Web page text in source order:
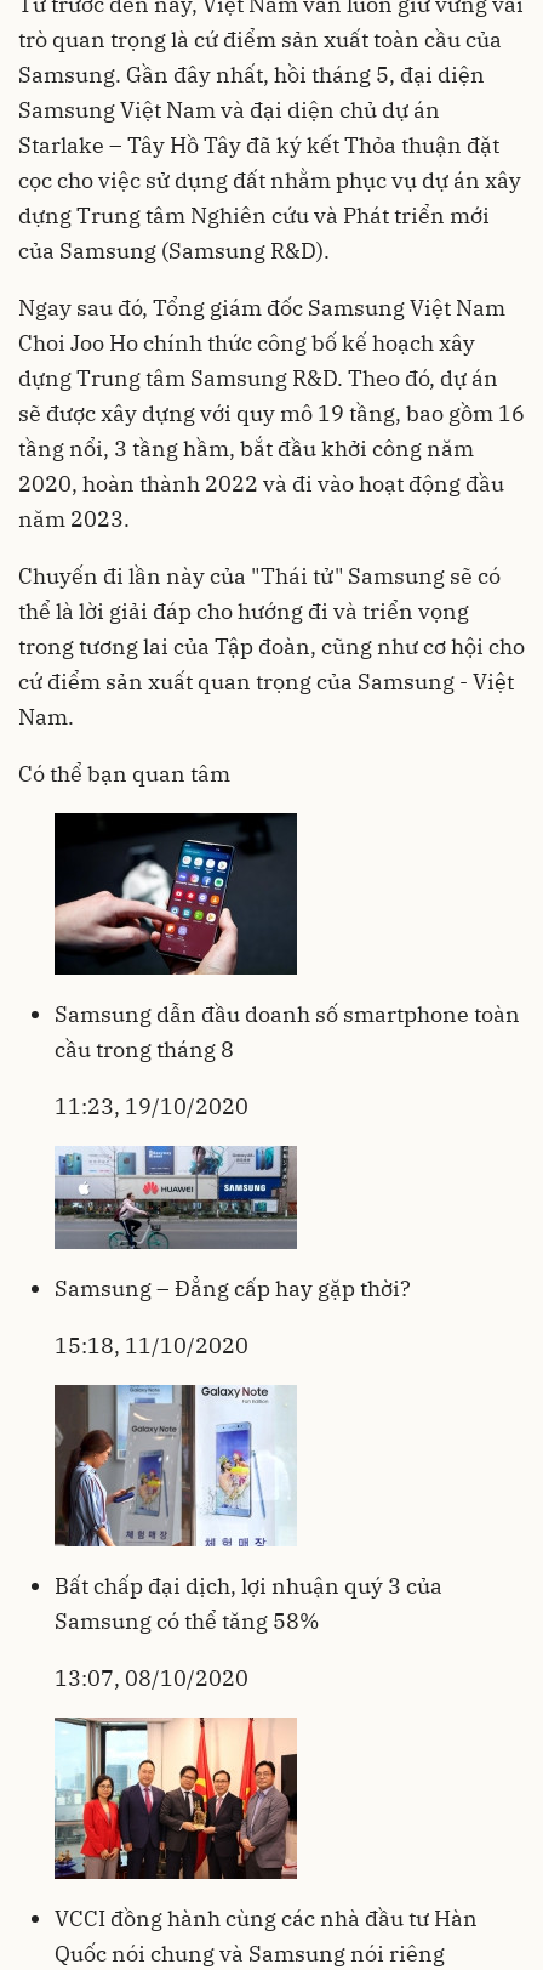
trò quan trọng là cứ điểm sản xuất toàn cầu của
Samsung. Gần đây nhất, hồi tháng 5, đại diện
Samsung Việt Nam và đại diện chủ dự án
Starlake – Tây Hồ Tây đã ký kết Thỏa thuận đặt
cọc cho việc sử dụng đất nhằm phục vụ dự án xây
dựng Trung tâm Nghiên cứu và Phát triển mới
của Samsung (Samsung R&D).
Ngay sau đó, Tổng giám đốc Samsung Việt Nam
Choi Joo Ho chính thức công bố kế hoạch xây
dựng Trung tâm Samsung R&D. Theo đó, dự án
sẽ được xây dựng với quy mô 19 tầng, bao gồm 16
tầng nổi, 3 tầng hầm, bắt đầu khởi công năm
2020, hoàn thành 2022 và đi vào hoạt động đầu
năm 2023.
Chuyến đi lần này của "Thái tử" Samsung sẽ có
thể là lời giải đáp cho hướng đi và triển vọng
trong tương lai của Tập đoàn, cũng như cơ hội cho
cứ điểm sản xuất quan trọng của Samsung - Việt
Nam.
Có thể bạn quan tâm
Samsung dẫn đầu doanh số smartphone toàn
cầu trong tháng 8
11:23, 19/10/2020
Samsung – Đẳng cấp hay gặp thời?
15:18, 11/10/2020
Bất chấp đại dịch, lợi nhuận quý 3 của
Samsung có thể tăng 58%
13:07, 08/10/2020
VCCI đồng hành cùng các nhà đầu tư Hàn
Quốc nói chung và Samsung nói riêng